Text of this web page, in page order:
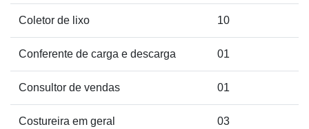
Coletor de lixo 10
Conferente de carga e descarga 01
Consultor de vendas 01
Costureira em geral 03